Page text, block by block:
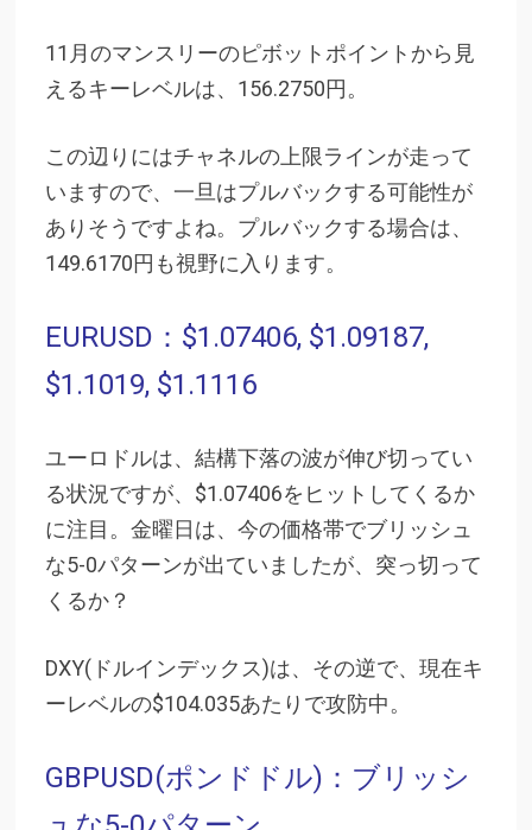
11月のマンスリーのピボットポイントから見
えるキーレベルは、156.2750円。
この辺りにはチャネルの上限ラインが走って
いますので、一旦はプルバックする可能性が
ありそうですよね。プルバックする場合は、
149.6170円も視野に入ります。
EURUSD：$1.07406, $1.09187,
$1.1019, $1.1116
ユーロドルは、結構下落の波が伸び切ってい
る状況ですが、$1.07406をヒットしてくるか
に注目。金曜日は、今の価格帯でブリッシュ
な5-0パターンが出ていましたが、突っ切って
くるか？
DXY(ドルインデックス)は、その逆で、現在キ
ーレベルの$104.035あたりで攻防中。
GBPUSD(ポンドドル)：ブリッシ